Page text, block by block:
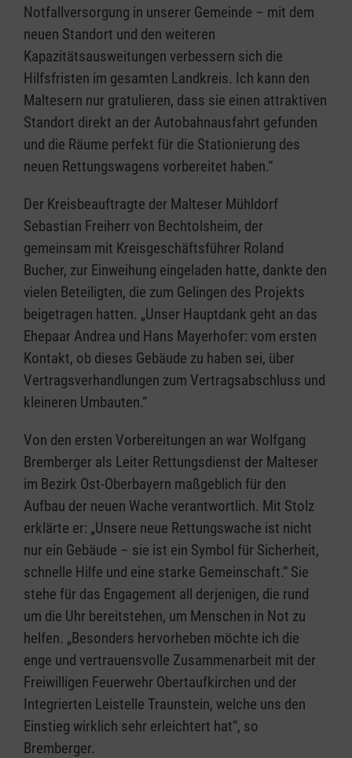
Notfallversorgung in unserer Gemeinde – mit dem
neuen Standort und den weiteren
Kapazitätsausweitungen verbessern sich die
Hilfsfristen im gesamten Landkreis. Ich kann den
Maltesern nur gratulieren, dass sie einen attraktiven
Standort direkt an der Autobahnausfahrt gefunden
und die Räume perfekt für die Stationierung des
neuen Rettungswagens vorbereitet haben.“
Der Kreisbeauftragte der Malteser Mühldorf
Sebastian Freiherr von Bechtolsheim, der
gemeinsam mit Kreisgeschäftsführer Roland
Bucher, zur Einweihung eingeladen hatte, dankte den
vielen Beteiligten, die zum Gelingen des Projekts
beigetragen hatten. „Unser Hauptdank geht an das
Ehepaar Andrea und Hans Mayerhofer: vom ersten
Kontakt, ob dieses Gebäude zu haben sei, über
Vertragsverhandlungen zum Vertragsabschluss und
kleineren Umbauten.“
Von den ersten Vorbereitungen an war Wolfgang
Bremberger als Leiter Rettungsdienst der Malteser
im Bezirk Ost-Oberbayern maßgeblich für den
Aufbau der neuen Wache verantwortlich. Mit Stolz
erklärte er: „Unsere neue Rettungswache ist nicht
nur ein Gebäude – sie ist ein Symbol für Sicherheit,
schnelle Hilfe und eine starke Gemeinschaft.“ Sie
stehe für das Engagement all derjenigen, die rund
um die Uhr bereitstehen, um Menschen in Not zu
helfen. „Besonders hervorheben möchte ich die
enge und vertrauensvolle Zusammenarbeit mit der
Freiwilligen Feuerwehr Obertaufkirchen und der
Integrierten Leistelle Traunstein, welche uns den
Einstieg wirklich sehr erleichtert hat“, so
Bremberger.